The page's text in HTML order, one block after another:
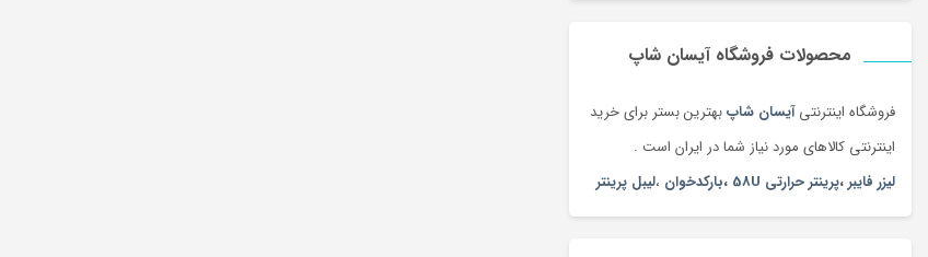
محصولات فروشگاه آیسان شاپ
فروشگاه اینترنتیآیسان شاپبهترین بستر برای خرید
اینترنتی کالاهای مورد نیاز شما در ایران است .
لیزر فایبر،پرینتر حرارتی 58U ،بارکدخوان ،لیبل پرینتر